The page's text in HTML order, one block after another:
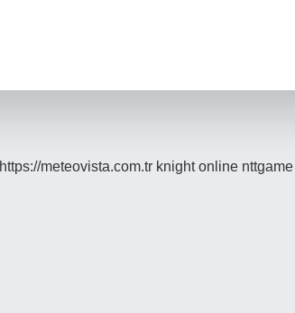
https://meteovista.com.tr knight online nttgame